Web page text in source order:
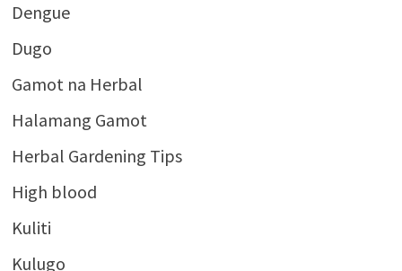
Dengue
Dugo
Gamot na Herbal
Halamang Gamot
Herbal Gardening Tips
High blood
Kuliti
Kulugo